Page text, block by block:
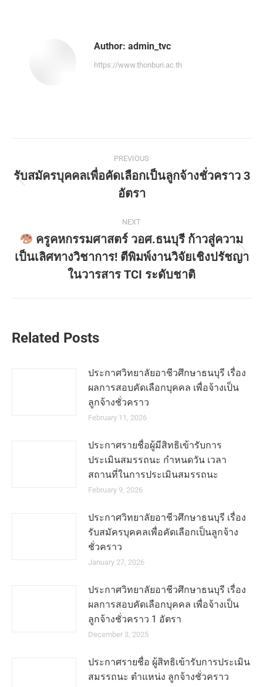
Author: admin_tvc
https://www.thonburi.ac.th
PREVIOUS
รับสมัครบุคคลเพื่อคัดเลือกเป็นลูกจ้างชั่วคราว 3
อัตรา
NEXT
ครูคหกรรมศาสตร์ วอศ.ธนบุรี ก้าวสู่ความ
เป็นเลิศทางวิชาการ! ตีพิมพ์งานวิจัยเชิงปรัชญา
ในวารสาร TCI ระดับชาติ
Related Posts
ประกาศวิทยาลัยอาชีวศึกษาธนบุรี เรื่อง
ผลการสอบคัดเลือกบุคคล เพื่อจ้างเป็น
ลูกจ้างชั่วคราว
February 11, 2026
ประกาศรายชื่อผู้มีสิทธิเข้ารับการ
ประเมินสมรรถนะ กำหนดวัน เวลา
สถานที่ในการประเมินสมรรถนะ
February 9, 2026
ประกาศวิทยาลัยอาชีวศึกษาธนบุรี เรื่อง
รับสมัครบุคคลเพื่อคัดเลือกเป็นลูกจ้าง
ชั่วคราว
January 27, 2026
ประกาศวิทยาลัยอาชีวศึกษาธนบุรี เรื่อง
ผลการสอบคัดเลือกบุคคล เพื่อจ้างเป็น
ลูกจ้างชั่วคราว 1 อัตรา
December 3, 2025
ประกาศรายชื่อ ผู้สิทธิเข้ารับการประเมิน
สมรรถนะ ตำแหน่ง ลูกจ้างชั่วคราว